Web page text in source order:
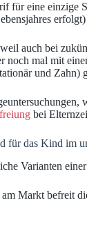
für eine einzige
auch bei
noch mal mit
und Zahn)
bei
für das Kind im
Varianten
Markt befreit